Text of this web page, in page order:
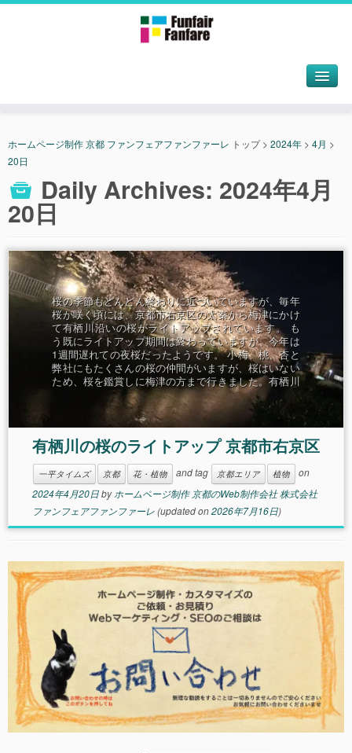
ホームページ制作 京都 ファンフェアファンファーレ トップ> 2024年 > 4月 >
20日
Daily Archives: 2024年4月
20日
桜の季節もどんどん終わりに近づいていますが、毎年
桜が咲く頃には、京都市右京区の太秦から梅津にかけ
て有栖川沿いの桜がライトアップされています。 も
う既にライトアップ期間は終わっていますが、今年は
1週間遅れての夜桜だったようです。 小梅、桃、杏と
弊社にもたくさんの桜の仲間がいますが、桜はいない
ため、桜を鑑賞しに梅津の方まで行きました。有栖川
の桜のトンネルがライト
有栖川の桜のライトアップ 京都市右京区
一平タイムズ 京都 花・植物 and tag 京都エリア 植物
on
2024年4月20日byホームページ制作 京都のWeb制作会社 株式会社
ファンフェアファンファーレ(updated on2026年7月16日)